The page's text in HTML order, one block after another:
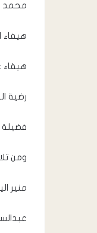
محمد
هيفاء
هيفاء
رضية
ومن
منير